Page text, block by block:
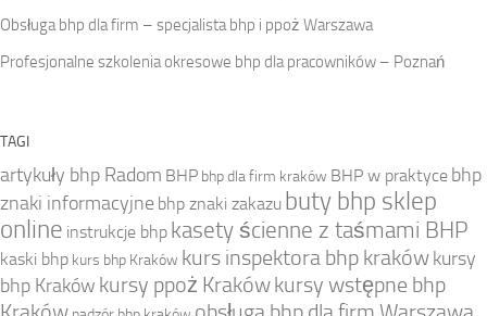
Obsługa bhp dla firm – specjalista bhp i ppoż Warszawa
Profesjonalne szkolenia okresowe bhp dla pracowników – Poznań
TAGI
artykuły bhp Radom BHP bhp dla firm kraków BHP w praktyce bhp
znaki informacyjne bhp znaki zakazu buty bhp sklep
online instrukcje bhp kasety ścienne z taśmami BHP
kaski bhp kurs bhp Kraków kurs inspektora bhp krakówkursy
bhp Kraków kursy ppoż Krakówkursy wstępne bhp